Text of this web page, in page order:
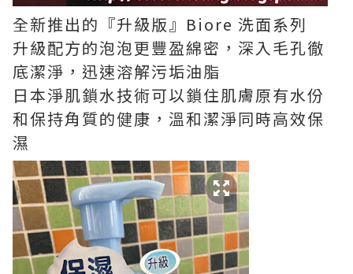
全新推出的『升級版』Biore 洗面系列
升級配方的泡泡更豐盈綿密，深入毛孔徹
底潔淨，迅速溶解污垢油脂
日本淨肌鎖水技術可以鎖住肌膚原有水份
和保持角質的健康，溫和潔淨同時高效保
濕